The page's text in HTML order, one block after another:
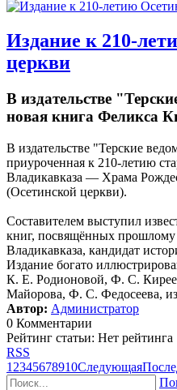
Издание к 210-
церкви
В издательстве
новая книга Феликса
В издательстве "Терские
приуроченная к 210-летию
Владикавказа — Храма
(Осетинской церкви).
Составителем выступил
книг, посвящённых
Владикавказа, кандидат
Издание богато
К. Е. Родионовой, Ф. С.
Майорова, Ф. С. Федосеева,
Автор: Администратор
0 Комментарии
Рейтинг статьи: Нет рейтинга
RSS
1 2345678910Следующая